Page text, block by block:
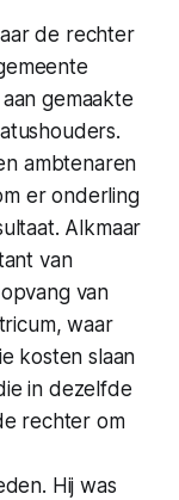
de rechter
gemaakte
ambtenaren
er onderling
Alkmaar
van
van
waar
kosten slaan
in dezelfde
rechter om
Hij was